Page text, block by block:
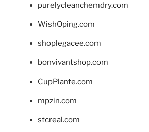
purelycleanchemdry.com
WishOping.com
shoplegacee.com
bonvivantshop.com
CupPlante.com
mpzin.com
stcreal.com